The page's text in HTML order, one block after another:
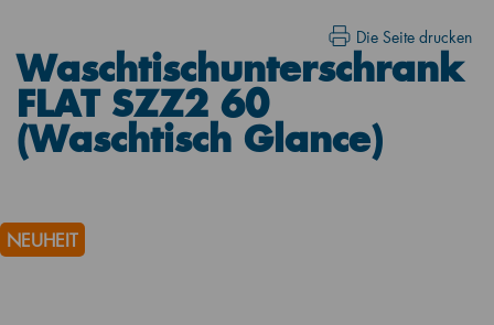
Die Seite drucken
Waschtischunterschrank
FLAT SZZ2 60
(Waschtisch Glance)
NEUHEIT